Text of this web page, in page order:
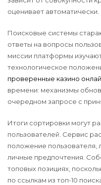
оценивает автоматически.
Поисковые системы
ответы на вопросы
миссии платформы
технологическое
проверенные казино
времени: механизмы
очередном запросе с
Итоги сортировки могут
пользователей. Сервис
положение пользователя,
личные предпочтения.
топовых позициях,
по ссылкам из топ-10